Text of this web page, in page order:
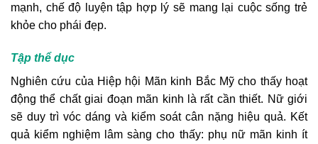
mạnh, chế độ luyện tập hợp lý sẽ mang lại cuộc sống trẻ
khỏe cho phái đẹp.
Tập thể dục
Nghiên cứu của Hiệp hội Mãn kinh Bắc Mỹ cho thấy hoạt
động thể chất giai đoạn mãn kinh là rất cần thiết. Nữ giới
sẽ duy trì vóc dáng và kiểm soát cân nặng hiệu quả. Kết
quả kiểm nghiệm lâm sàng cho thấy: phụ nữ mãn kinh ít